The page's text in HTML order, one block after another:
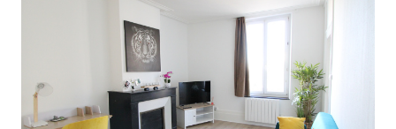
voir le bien